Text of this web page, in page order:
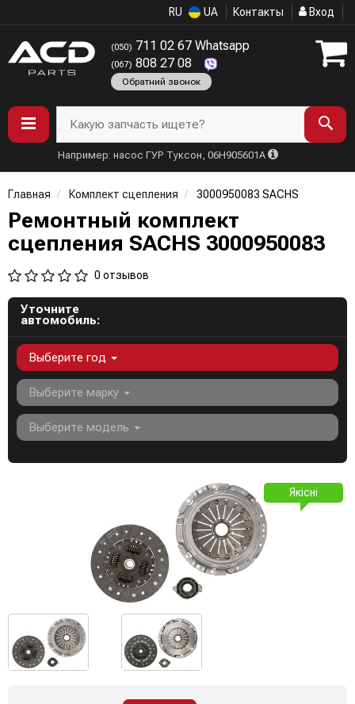
RU UA Контакты Вход
(050) 711 02 67 Whatsapp
(067) 808 27 08
Обратний звонок
Какую запчасть ищете?
Например: насос ГУР Туксон, 06H905601A
Главная Комплект сцепления 3000950083 SACHS
Ремонтный комплект
сцепления SACHS 3000950083
0 отзывов
Уточните
автомобиль:
Выберите год
Выберите марку
Выберите модель
Якісні